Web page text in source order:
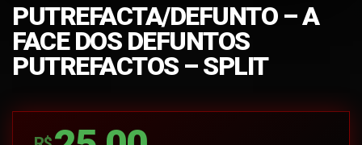
PUTREFACTA/DEFUNTO – A
FACE DOS DEFUNTOS
PUTREFACTOS – SPLIT